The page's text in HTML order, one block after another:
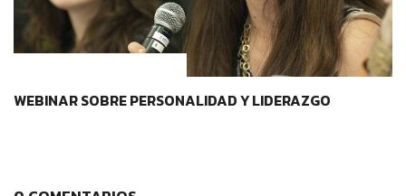
WEBINAR SOBRE PERSONALIDAD Y LIDERAZGO